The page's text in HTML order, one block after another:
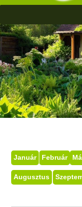
Január Február
Augusztus